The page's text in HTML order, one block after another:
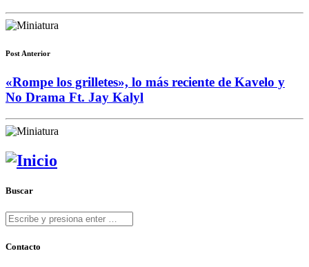
Post Anterior
«Rompe los grilletes», lo más reciente de Kavelo y
No Drama Ft. Jay Kalyl
Buscar
Contacto